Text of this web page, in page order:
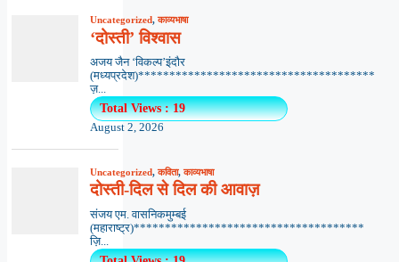
Uncategorized,काव्यभाषा
‘दोस्ती’ विश्वास
अजय जैन ‘विकल्प’इंदौर
(मध्यप्रदेश)**************************************
ज़...
Total Views : 19
August 2, 2026
Uncategorized,कविता,काव्यभाषा
दोस्ती-दिल से दिल की आवाज़
संजय एम. वासनिकमुम्बई
(महाराष्ट्र)*************************************
ज़ि...